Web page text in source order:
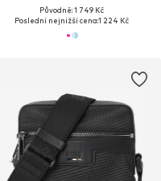
Původně: 1 749 Kč
Poslední nejnižší cena:1 224 Kč